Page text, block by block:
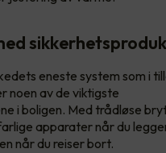
eneste system som i
noen av de viktigste
i boligen. Med trådløse
apparater når du
når du reiser bort.